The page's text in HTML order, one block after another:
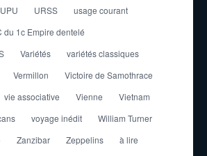
UPU URSS
usage courant
du 1c Empire dentelé
Variétés
variétés classiques
Vermillon
Victoire de Samothrace
vie associative Vienne
Vietnam
voyage inédit
William Turner
Zanzibar Zeppelins
à lire